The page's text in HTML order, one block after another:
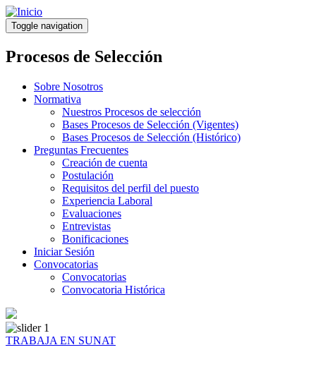
Pasar
al
contenido
principal
Toggle navigation
Procesos de Selección
Sobre Nosotros
Normativa
Nuestros Procesos de selección
Bases Procesos de Selección (Vigentes)
Bases Procesos de Selección (Histórico)
Preguntas Frecuentes
Creación de cuenta
Postulación
Requisitos del perfil del puesto
Experiencia Laboral
Evaluaciones
Entrevistas
Bonificaciones
Iniciar Sesión
Convocatorias
Convocatorias
Convocatoria Histórica
TRABAJA EN SUNAT